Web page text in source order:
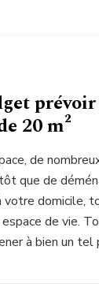
20 m²
de
que de
votre domicile,
de vie.
à bien un tel